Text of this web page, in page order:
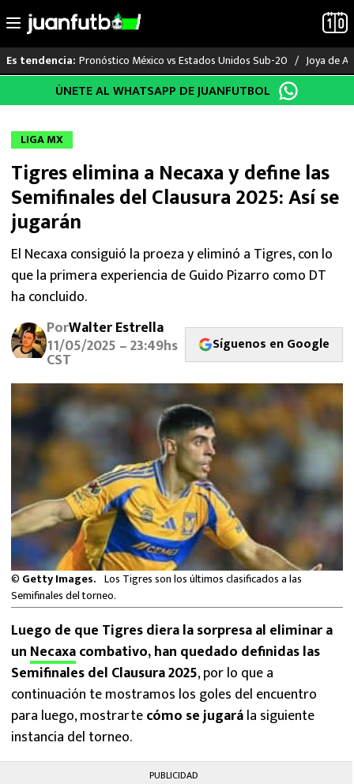
al
Es tendencia: Pronóstico México vs Estados Unidos Sub-20 Joya de
LO ÚLTIMO
LIGA MX
RAYADOS
PUMAS
ATLANTE
SELECCIÓN MEXICANA
FUTBOL INTERNACIONAL
MEXICANOS EN EL EXTRANJERO
FUTBOL ESTUFA
FÓRMULA 1
BOXEO
LIGA MX
NFL
ÚNETE AL WHATSAPP DE JUANFUTBOL
LIGA MX
Tigres elimina a Necaxa y define las
Semifinales del Clausura 2025: Así se
jugarán
El Necaxa consiguió la proeza y eliminó a Tigres, con lo
que la primera experiencia de Guido Pizarro como DT
ha concluido.
PorWalter Estrella
11/05/2025 – 23:49hs
CST
Síguenos en Google
© Getty Images. Los Tigres son los últimos clasificados a las
Semifinales del torneo.
Luego de que Tigres diera la sorpresa al eliminar a
un Necaxacombativo, han quedado definidas las
Semifinales del Clausura 2025, por lo que a
continuación te mostramos los goles del encuentro
para luego, mostrartecómo se jugarála siguiente
instancia del torneo.
PUBLICIDAD